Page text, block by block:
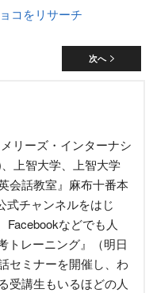
コをリサーチ
次へ
リーズ・インターナシ
上智大学、上智大学
会話教室』麻布十番本
式チャンネルをはじ
Facebookなどでも人
トレーニング』（明日
セミナーを開催し、わ
受講生もいるほどの人